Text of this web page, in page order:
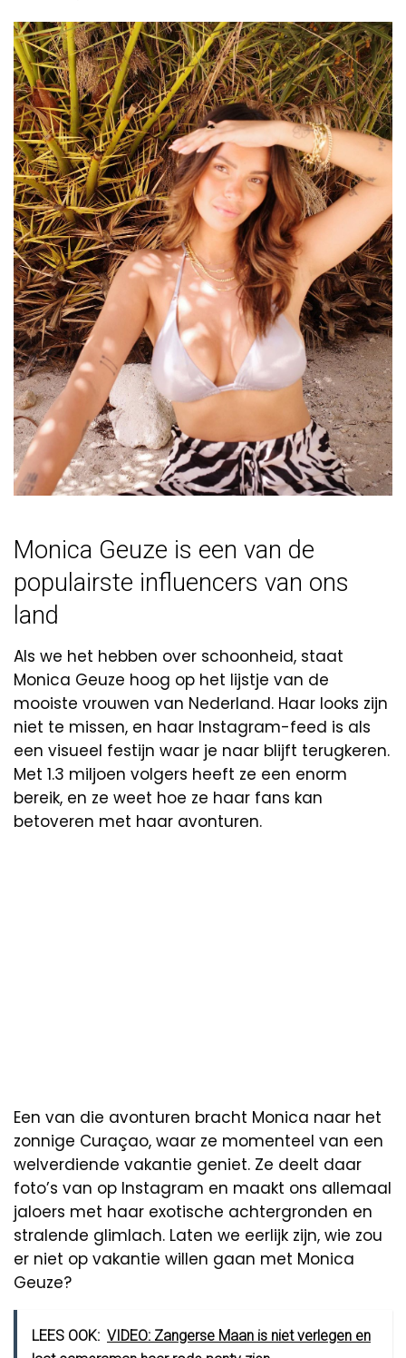
Monica Geuze is een van de
populairste influencers van ons
land
Als we het hebben over schoonheid, staat
Monica Geuze hoog op het lijstje van de
mooiste vrouwen van Nederland. Haar looks zijn
niet te missen, en haar Instagram-feed is als
een visueel festijn waar je naar blijft terugkeren.
Met 1.3 miljoen volgers heeft ze een enorm
bereik, en ze weet hoe ze haar fans kan
betoveren met haar avonturen.
Een van die avonturen bracht Monica naar het
zonnige Curaçao, waar ze momenteel van een
welverdiende vakantie geniet. Ze deelt daar
foto’s van op Instagram en maakt ons allemaal
jaloers met haar exotische achtergronden en
stralende glimlach. Laten we eerlijk zijn, wie zou
er niet op vakantie willen gaan met Monica
Geuze?
LEES OOK: VIDEO: Zangerse Maan is niet verlegen en